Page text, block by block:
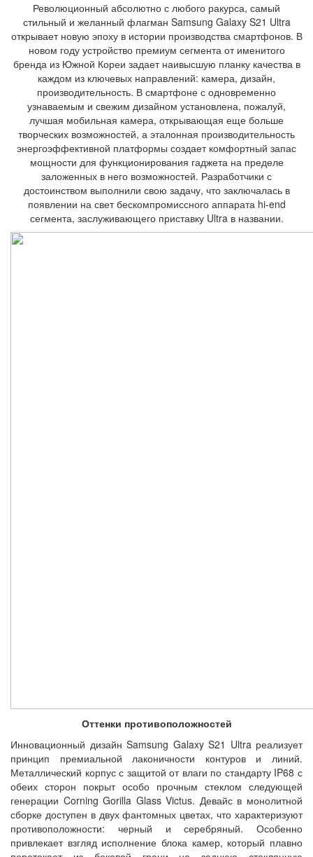
Революционный абсолютно с любого ракурса, самый
стильный и желанный флагман Samsung Galaxy S21 Ultra
открывает новую эпоху в истории производства смартфонов. В
новом году устройство премиум сегмента от именитого
бренда из Южной Кореи задает наивысшую планку качества в
каждом из ключевых направлений: камера, дизайн,
производительность. В смартфоне с одновременно
узнаваемым и свежим дизайном установлена, пожалуй,
лучшая мобильная камера, открывающая еще больше
творческих возможностей, а эталонная производительность
энергоэффективной платформы создает комфортный запас
мощности для функционирования гаджета на пределе
заложенных в него возможностей. Разработчики с
достоинством выполнили свою задачу, что заключалась в
появлении на свет бескомпромиссного аппарата hi-end
сегмента, заслуживающего приставку Ultra в названии.
Оттенки противоположностей
Инновационный дизайн Samsung Galaxy S21 Ultra реализует
принцип премиальной лаконичности контуров и линий.
Металлический корпус с защитой от влаги по стандарту IP68 с
обеих сторон покрыт особо прочным стеклом следующей
генерации Corning Gorilla Glass Victus. Девайс в монолитной
сборке доступен в двух фантомных цветах, что характеризуют
противоположности: черный и серебряный. Особенно
привлекает взгляд исполнение блока камер, который плавно